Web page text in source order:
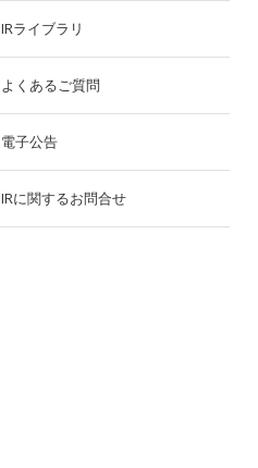
IRライブラリ
よくあるご質問
電子公告
IRに関するお問合せ